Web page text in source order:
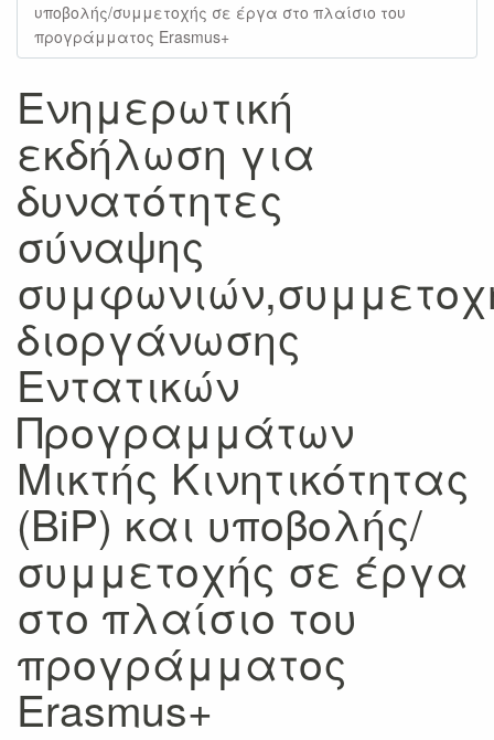
υποβολής/συμμετοχής σε έργα στο πλαίσιο του
προγράμματος Erasmus+
Ενημερωτική
εκδήλωση για
δυνατότητες
σύναψης
διοργάνωσης
Εντατικών
Προγραμμάτων
Μικτής Κινητικότητας
(BiP) και υποβολής/
συμμετοχής σε έργα
στο πλαίσιο του
προγράμματος
Erasmus+